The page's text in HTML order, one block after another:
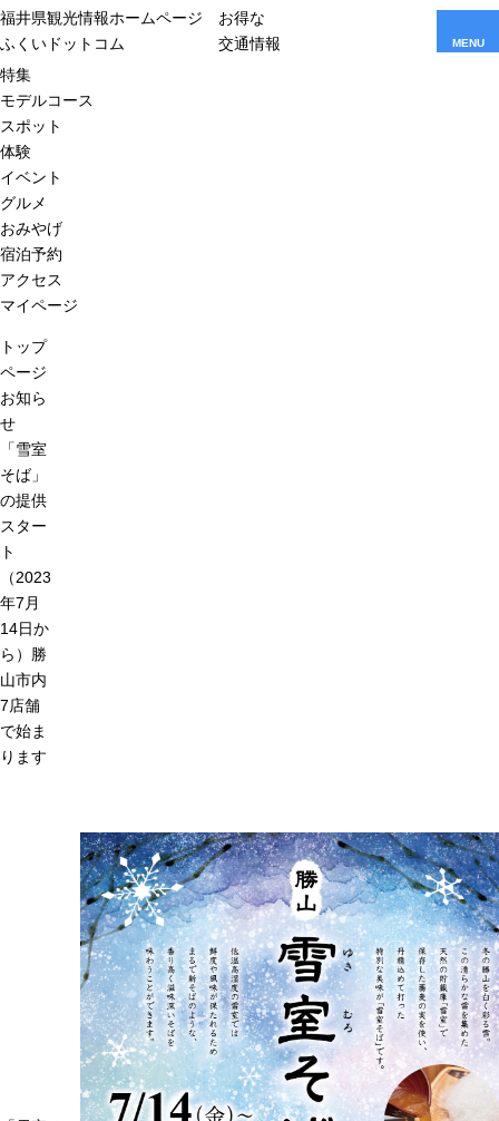
福井県観光情報ホームページ
ふくいドットコム
お得な
交通情報
MENU
特集
モデルコース
スポット
体験
イベント
グルメ
おみやげ
宿泊予約
アクセス
マイページ
トップ
ページ
お知ら
せ
「雪室
そば」
の提供
スター
ト
（2023
年7月
14日か
ら）勝
山市内
7店舗
で始ま
ります